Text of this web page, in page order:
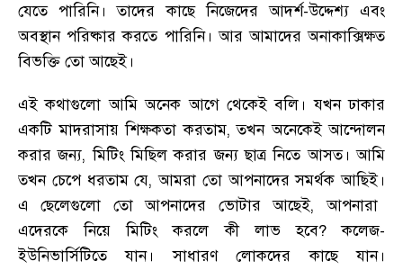
যেতে পারিনি। তাদের কাছে নিজেদের আদর্শ-উদ্দেশ্য এবং
অবস্থান পরিষ্কার করতে পারিনি। আর আমাদের অনাকাক্সিক্ষত
বিভক্তি তো আছেই।
এই কথাগুলো আমি অনেক আগে থেকেই বলি । যখন ঢাকার
একটি মাদরাসায় শিক্ষকতা করতাম,তখন অনেকেই আন্দোলন
করার জন্য,মিটিং মিছিল করার জন্য ছাত্র নিতে আসত। আমি
তখন চেপে ধরতাম যে,আমরা তো আপনাদের সমর্থক আছিই।
এ ছেলেগুলো তো আপনাদের ভোটার আছেই,আপনারা
এদেরকে নিয়ে মিটিং করলে কী লাভ হবে?কলেজ-
ইউনিভার্সিটিতে যান। সাধারণ লোকদের কাছে যান।